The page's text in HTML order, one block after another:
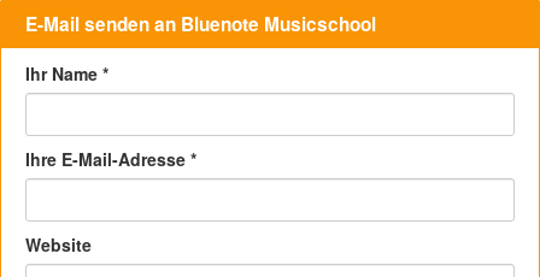
E-Mail senden an Bluenote Musicschool
Ihr Name *
Ihre E-Mail-Adresse *
Website